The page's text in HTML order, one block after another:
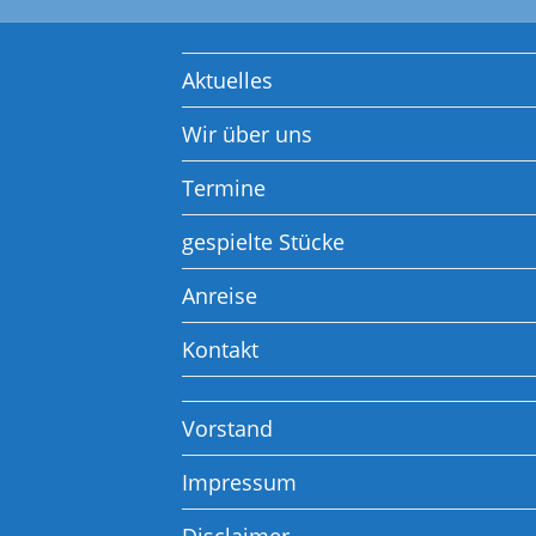
Aktuelles
Wir über uns
Termine
gespielte Stücke
Anreise
Kontakt
Vorstand
Impressum